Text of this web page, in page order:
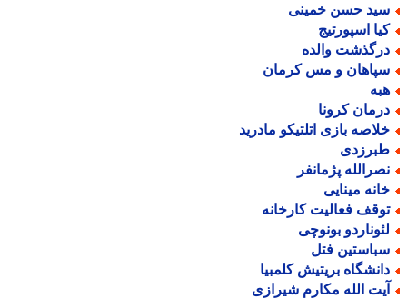
حسن خمینی
اسپورتیج
والده
و مس کرمان
کرونا
بازی اتلتیکو مادرید
پژمانفر
مینایی
فعالیت کارخانه
بونوچی
فتل
بریتیش کلمبیا
الله مکارم شیرازی